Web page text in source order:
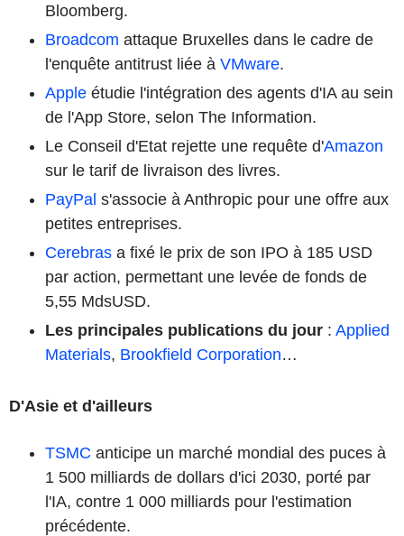
Bloomberg.
Broadcom attaque Bruxelles dans le cadre de
l'enquête antitrust liée à VMware.
Apple étudie l'intégration des agents d'IA au sein
de l'App Store, selon The Information.
Le Conseil d'Etat rejette une requête d'Amazon
sur le tarif de livraison des livres.
PayPal s'associe à Anthropic pour une offre aux
petites entreprises.
Cerebras a fixé le prix de son IPO à 185 USD
par action, permettant une levée de fonds de
5,55 MdsUSD.
Les principales publications du jour : Applied
Materials, Brookfield Corporation…
D'Asie et d'ailleurs
TSMC anticipe un marché mondial des puces à
1 500 milliards de dollars d'ici 2030, porté par
l'IA, contre 1 000 milliards pour l'estimation
précédente.